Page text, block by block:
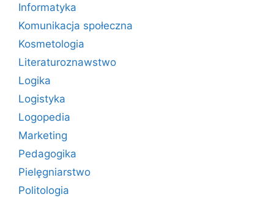
Informatyka
Komunikacja społeczna
Kosmetologia
Literaturoznawstwo
Logika
Logistyka
Logopedia
Marketing
Pedagogika
Pielęgniarstwo
Politologia